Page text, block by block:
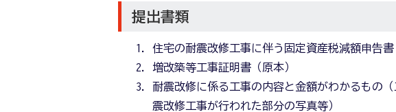
提出書類
住宅の耐震改修工事に伴う固定資産税減額申告書
増改築等工事証明書（原本）
耐震改修に係る工事の内容と金額がわかるもの
震改修工事が行われた部分の写真等）